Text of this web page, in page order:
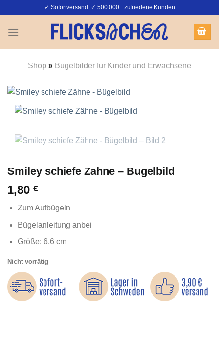
springen
✓ Sofortversand ✓ 500.000+ zufriedene Kunden
Shop » Bügelbilder für Kinder und Erwachsene
Smiley schiefe Zähne – Bügelbild
1,80 €
Zum Aufbügeln
Bügelanleitung anbei
Größe: 6,6 cm
Nicht vorrätig